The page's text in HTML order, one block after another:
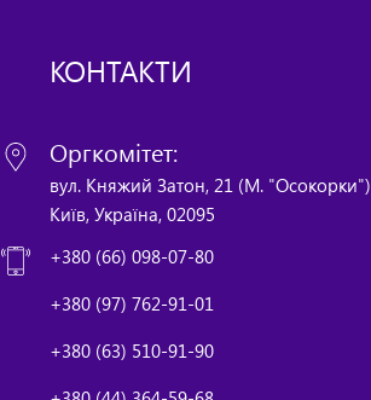
КОНТАКТИ
Оргкомітет:
вул. Княжий Затон, 21 (М. "Осокорки")
Київ, Україна, 02095
+380 (66) 098-07-80
+380 (97) 762-91-01
+380 (63) 510-91-90